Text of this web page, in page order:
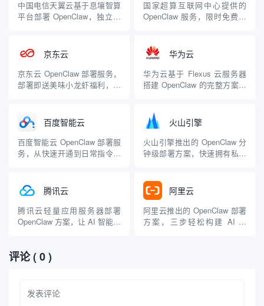
中国电信天翼云基于息壤智算
平台部署 OpenClaw，独立隔
国家超算互联网中心提供的
OpenClaw 服务，限时免费领
力的用户 | 💰免费 |
京东云
京东云 OpenClaw 部署服务，
部署即送美味小龙虾福利，适
华为云
华为云基于 Flexus 云服务器
搭建 OpenClaw 的完整方案，
百度智能云
百度智能云 OpenClaw 部署服
务，从快速开通到日常指令管
火山引擎
火山引擎推出的 OpenClaw 分
钟级部署方案，快速拥有私人
腾讯云
腾讯云轻量应用服务器部署
OpenClaw 方案，让 AI 智能体
阿里云
阿里云推出的 OpenClaw 部署
方案，三步轻松构建 AI 助
评论( 0 )